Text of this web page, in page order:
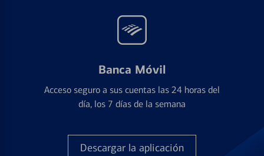
Banca Móvil
Acceso seguro a sus cuentas las 24 horas del
día, los 7 días de la semana
Descargar la aplicación